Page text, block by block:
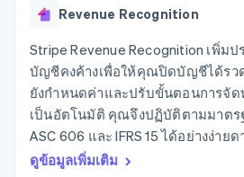
Data
การซิงค์
ข้อมูล
เพิ่มเติม
Product roadmap
ดูสิ่งที่กำลังจะมาถึง
เกม
การบริการ การเดินทา
และสันทนาการ
ประกันภัย
สื่อและความบันเทิง
องค์กรไม่แสวงผลก
บริการเฉพาะทาง
ภาครัฐ
ธุรกิจค้าปลีก
การเชื่อมต่อการทำงา
แอป
ตัวอย่างโค้ด
บล็อกของนักพัฒนา
สถานะ API
การติดต่อ
ติดต่อฝ่ายขาย
สมัครเป็นพาร์ทเนอ
Revenue Recognition
Stripe Revenue Recognition เพิ่ม
บัญชีคงค้างเพื่อให้คุณปิดบัญชีได้รวด
ยังกำหนดค่าและปรับขั้นตอนการจัด
เป็นอัตโนมัติ คุณจึงปฏิบัติตามมาตร
ASC 606 และ IFRS 15 ได้อย่างง่ายด
ดูข้อมูลเพิ่มเติม